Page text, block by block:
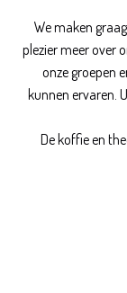
We maken
plezier meer over
onze groepen
kunnen ervaren.
De koffie en